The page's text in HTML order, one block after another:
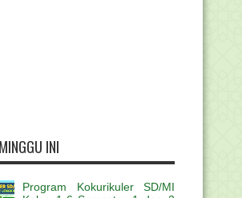
INI
Program Kokurikuler SD/MI